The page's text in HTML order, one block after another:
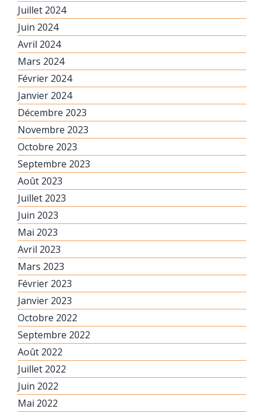
Juillet 2024
Juin 2024
Avril 2024
Mars 2024
Février 2024
Janvier 2024
Décembre 2023
Novembre 2023
Octobre 2023
Septembre 2023
Août 2023
Juillet 2023
Juin 2023
Mai 2023
Avril 2023
Mars 2023
Février 2023
Janvier 2023
Octobre 2022
Septembre 2022
Août 2022
Juillet 2022
Juin 2022
Mai 2022